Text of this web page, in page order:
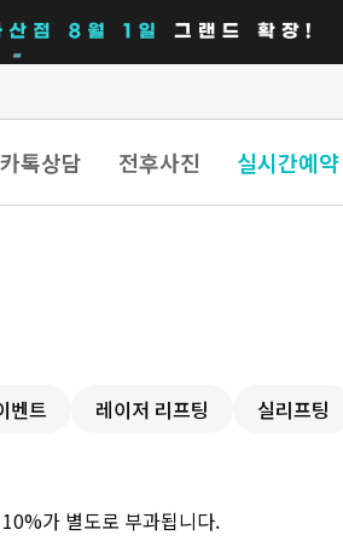
카톡상담 전후사진 실시간예약
벤트 레이저 리프팅 실리프팅
가 별도로 부과됩니다.